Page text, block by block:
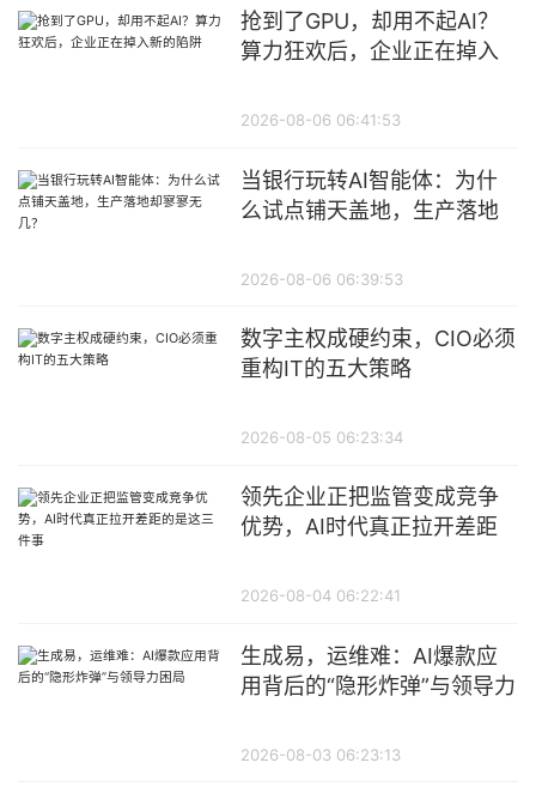
抢到了GPU，却用不起AI？
算力狂欢后，企业正在掉入
2026-08-06 06:41:53
当银行玩转AI智能体：为什
么试点铺天盖地，生产落地
2026-08-06 06:39:53
数字主权成硬约束，CIO必须
重构IT的五大策略
2026-08-05 06:23:34
领先企业正把监管变成竞争
优势，AI时代真正拉开差距
2026-08-04 06:22:41
生成易，运维难：AI爆款应
用背后的“隐形炸弹”与领导力
2026-08-03 06:23:13